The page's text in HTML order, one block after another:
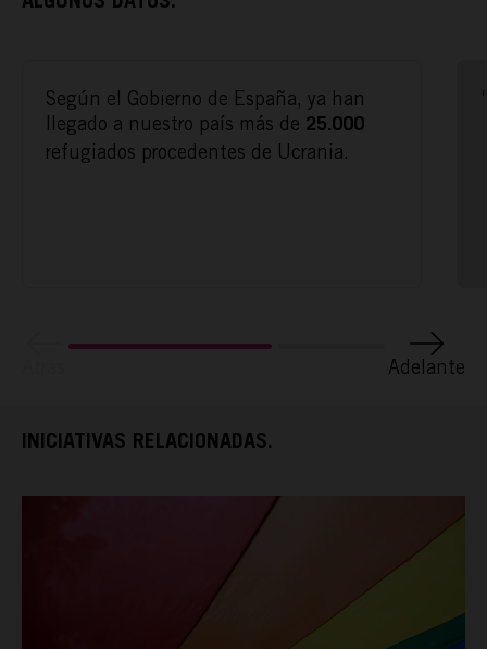
CONÓCENOS
Según el Gobierno de España, ya han
llegado a nuestro país más de 25.000
refugiados procedentes de Ucrania.
Adelante
INICIATIVAS RELACIONADAS.